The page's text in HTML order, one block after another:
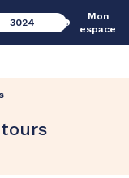
3024
Mon
espace